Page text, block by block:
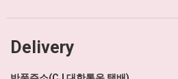
Delivery